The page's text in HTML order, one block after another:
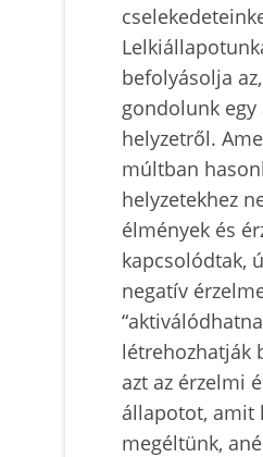
befolyásolja
gondolunk
helyzetről.
múltban
helyzetekhez
élmények és
kapcsolódtak,
negatív
létrehozhatják
azt az érzelmi
állapotot, amit
megéltünk,